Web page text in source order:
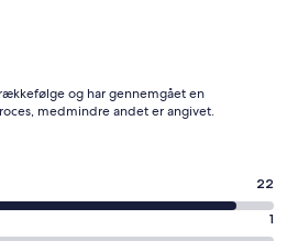
og har gennemgået en
medmindre andet er angivet.
22
1